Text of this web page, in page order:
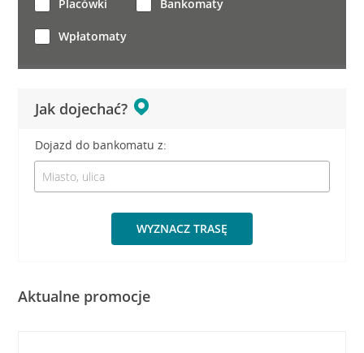
Jak dojechać?
Dojazd do bankomatu z:
WYZNACZ TRASĘ
Placówki Bankomaty
Wpłatomaty
Aktualne promocje